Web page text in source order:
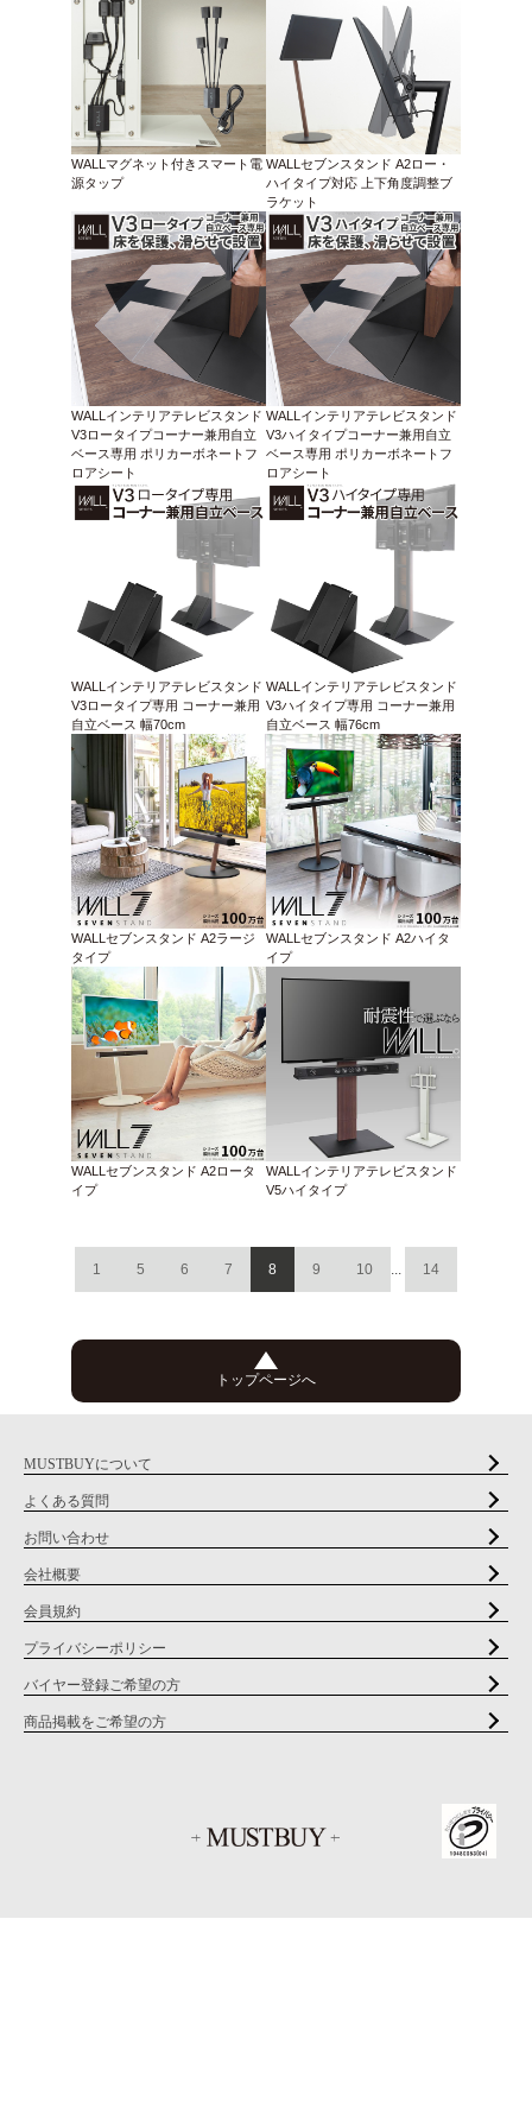
WALLマグネット付きスマート電
源タップ
WALLセブンスタンド A2ロー・
ハイタイプ対応 上下角度調整ブ
ラケット
WALLインテリアテレビスタンド
V3ロータイプコーナー兼用自立
ベース専用 ポリカーボネートフ
ロアシート
WALLインテリアテレビスタンド
V3ハイタイプコーナー兼用自立
ベース専用 ポリカーボネートフ
ロアシート
WALLインテリアテレビスタンド
V3ロータイプ専用 コーナー兼用
自立ベース 幅70cm
WALLインテリアテレビスタンド
V3ハイタイプ専用 コーナー兼用
自立ベース 幅76cm
WALLセブンスタンド A2ラージ
タイプ
WALLセブンスタンド A2ハイタ
イプ
WALLセブンスタンド A2ロータ
イプ
WALLインテリアテレビスタンド
V5ハイタイプ
1 5 6 7 8 9 10 ... 14
トップページへ
MUSTBUYについて
よくある質問
お問い合わせ
会社概要
会員規約
プライバシーポリシー
バイヤー登録ご希望の方
商品掲載をご希望の方